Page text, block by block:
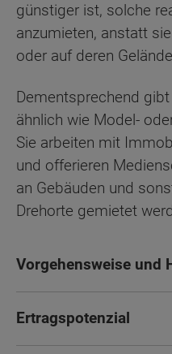
günstiger ist, solche
anzumieten, anstatt
oder auf deren
Dementsprechend
ähnlich wie Model-
Sie arbeiten mit
und offerieren
an Gebäuden und
Drehorte gemietet
Vorgehensweise und
Ertragspotenzial